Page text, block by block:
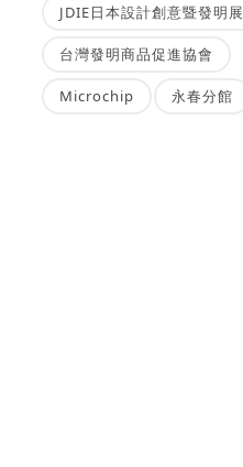
JDIE日本設計創意暨發明展
台灣發明商品促進協會
Microchip 永春分館